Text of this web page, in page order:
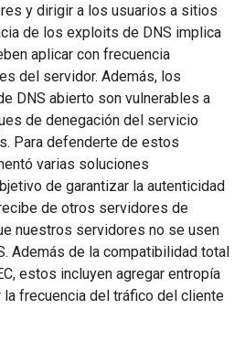
y dirigir a los usuarios a sitios
de los exploits de DNS implica
aplicar con frecuencia
del servidor. Además, los
DNS abierto son vulnerables a
de denegación del servicio
Para defenderte de estos
varias soluciones
de garantizar la autenticidad
de otros servidores de
nuestros servidores no se usen
Además de la compatibilidad total
estos incluyen agregar entropía
frecuencia del tráfico del cliente